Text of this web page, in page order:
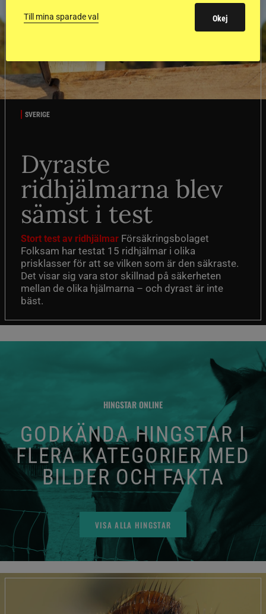
SVERIGE
Dyraste
ridhjälmarna blev
sämst i test
Stort test av ridhjälmar Försäkringsbolaget
Folksam har testat 15 ridhjälmar i olika
prisklasser för att se vilken som är den säkraste.
Det visar sig vara stor skillnad på säkerheten
mellan de olika hjälmarna – och dyrast är inte
bäst.
HINGSTAR ONLINE
GODKÄNDA HINGSTAR I
FLERA KATEGORIER MED
BILDER OCH FAKTA
VISA ALLA HINGSTAR
Till mina sparade val Okej